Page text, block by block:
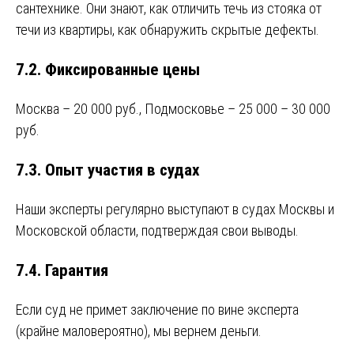
сантехнике. Они знают, как отличить течь из стояка от
течи из квартиры, как обнаружить скрытые дефекты.
7.2. Фиксированные цены
Москва – 20 000 руб., Подмосковье – 25 000 – 30 000
руб.
7.3. Опыт участия в судах
Наши эксперты регулярно выступают в судах Москвы и
Московской области, подтверждая свои выводы.
7.4. Гарантия
Если суд не примет заключение по вине эксперта
(крайне маловероятно), мы вернем деньги.